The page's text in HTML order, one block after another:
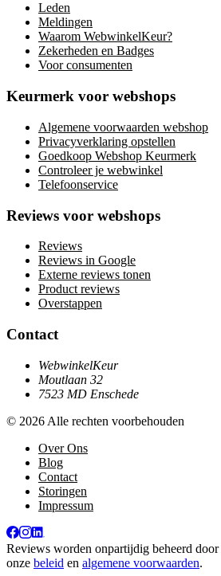
Leden
Meldingen
Waarom WebwinkelKeur?
Zekerheden en Badges
Voor consumenten
Keurmerk voor webshops
Algemene voorwaarden webshop
Privacyverklaring opstellen
Goedkoop Webshop Keurmerk
Controleer je webwinkel
Telefoonservice
Reviews voor webshops
Reviews
Reviews in Google
Externe reviews tonen
Product reviews
Overstappen
Contact
WebwinkelKeur
Moutlaan 32
7523 MD Enschede
© 2026 Alle rechten voorbehouden
Over Ons
Blog
Contact
Storingen
Impressum
Reviews worden onpartijdig beheerd door
onze beleid en algemene voorwaarden.